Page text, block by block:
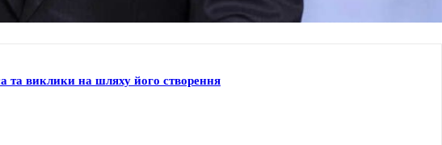
та виклики на шляху його створення